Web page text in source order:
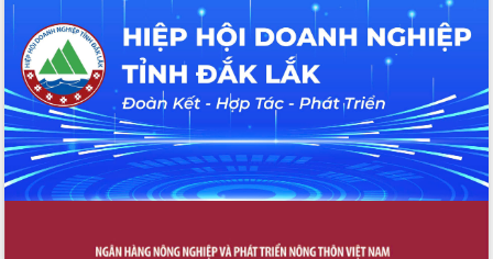
Hội thảo khoa học “Giải pháp thúc đẩy
phát triển nền kinh tế xanh tại tỉnh
Đắk Lắk”
Tăng cường giám sát, đôn đốc thực
hiện nhiệm vụ quản lý tài sản công
hàng tuần
Tháo gỡ những vướng mắc, đẩy mạnh
công tác cải cách thủ tục hành chính
tại Trung tâm Phục vụ hành chính